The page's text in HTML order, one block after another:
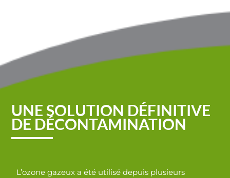
UNE SOLUTION DÉFINITIVE
DE DÉCONTAMINATION
L’ozone gazeux a été utilisé depuis plusieurs